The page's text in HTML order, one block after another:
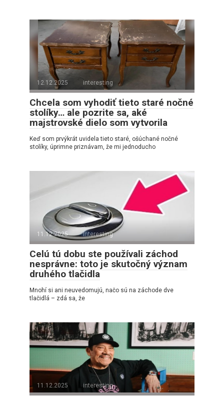
12.12.2025 interesting
Chcela som vyhodiť tieto staré nočné
stolíky… ale pozrite sa, aké
majstrovské dielo som vytvorila
Keď som prvýkrát uvidela tieto staré, ošúchané nočné
stolíky, úprimne priznávam, že mi jednoducho
11.12.2025 interesting
Celú tú dobu ste používali záchod
nesprávne: toto je skutočný význam
druhého tlačidla
Mnohí si ani neuvedomujú, načo sú na záchode dve
tlačidlá – zdá sa, že
11.12.2025 interesting